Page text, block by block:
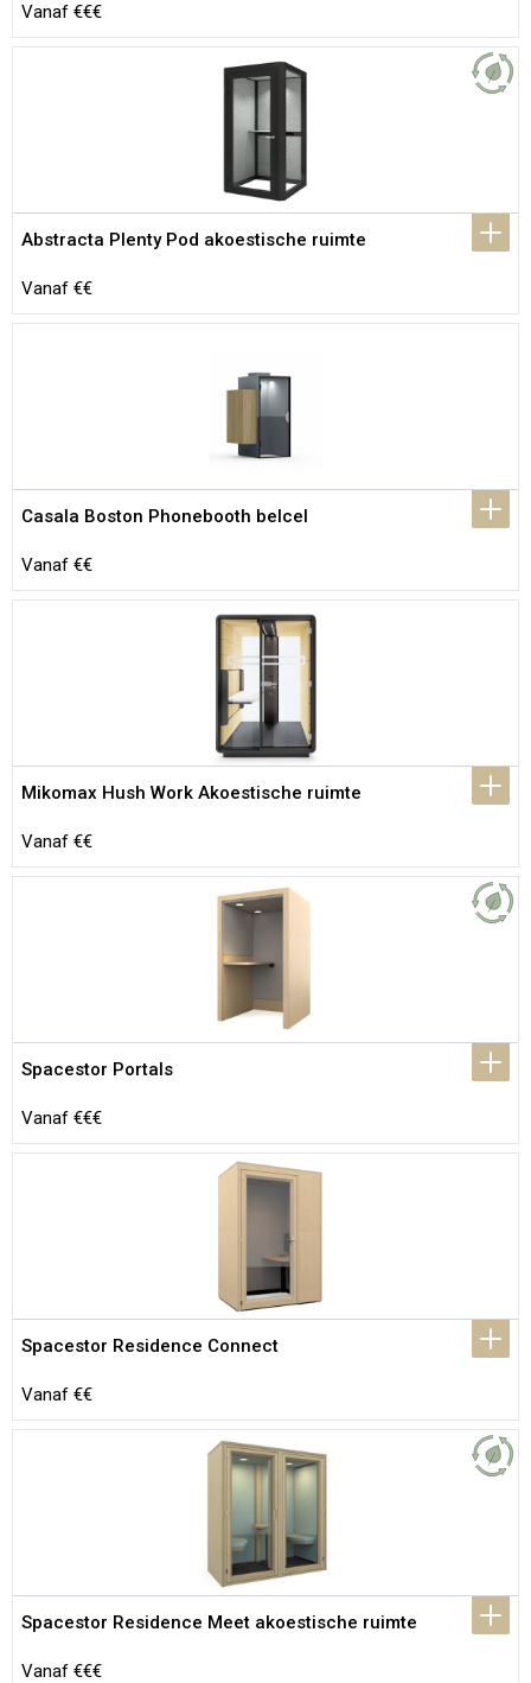
Vanaf €€€
Abstracta Plenty Pod akoestische ruimte
Vanaf €€
Casala Boston Phonebooth belcel
Vanaf €€
Mikomax Hush Work Akoestische ruimte
Vanaf €€
Spacestor Portals
Vanaf €€€
Spacestor Residence Connect
Vanaf €€
Spacestor Residence Meet akoestische ruimte
Vanaf €€€